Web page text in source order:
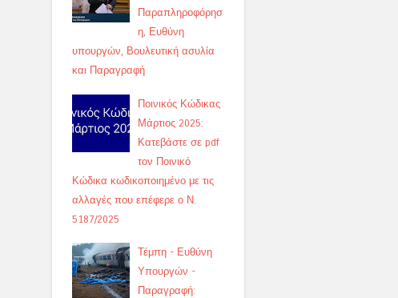
Παραπληροφόρησ
η, Ευθύνη
υπουργών, Βουλευτική ασυλία
και Παραγραφή
Ποινικός Κώδικας
Μάρτιος 2025:
Κατεβάστε σε pdf
τον Ποινικό
Κώδικα κωδικοποιημένο με τις
αλλαγές που επέφερε ο Ν.
5187/2025
Τέμπη - Ευθύνη
Υπουργών -
Παραγραφή: